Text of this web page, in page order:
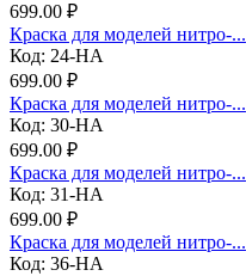
699.00 ₽
Краска для моделей нитро-...
Код: 24-НА
699.00 ₽
Краска для моделей нитро-...
Код: 30-НА
699.00 ₽
Краска для моделей нитро-...
Код: 31-НА
699.00 ₽
Краска для моделей нитро-...
Код: 36-НА